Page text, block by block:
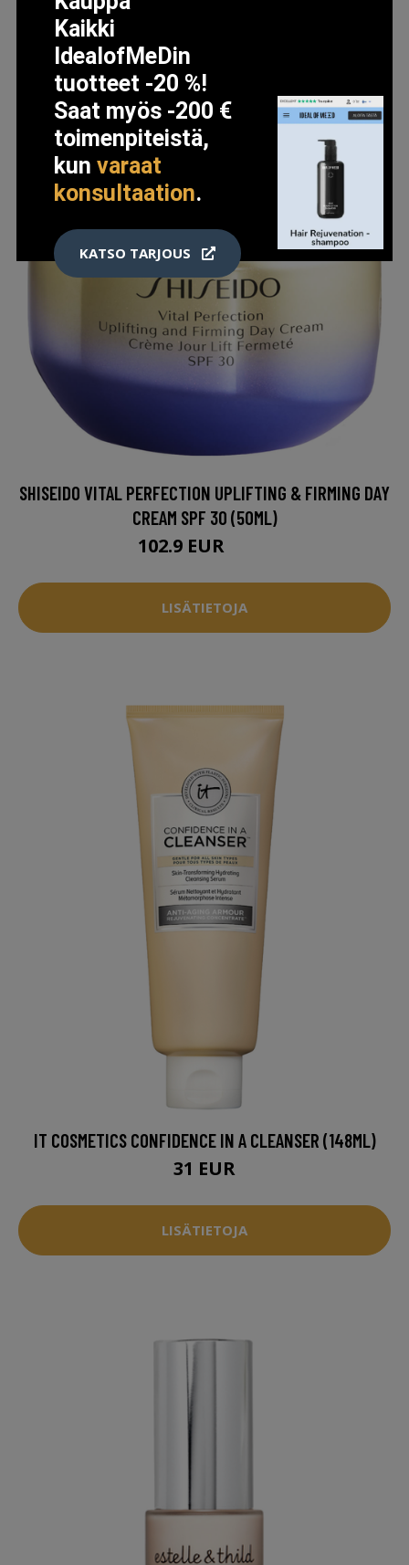
SHISEIDO VITAL PERFECTION UPLIFTING & FIRMING DAY
CREAM SPF 30 (50ML)
102.9 EUR
LISÄTIETOJA
IT COSMETICS CONFIDENCE IN A CLEANSER (148ML)
31 EUR
LISÄTIETOJA
Kaikki
IdealofMeDin
tuotteet -20 %!
Saat myös -200 €
toimenpiteistä,
kunvaraat
konsultaation.
KATSO TARJOUS